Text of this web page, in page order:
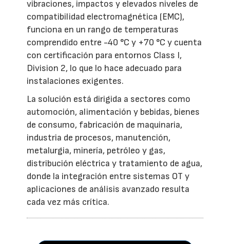
vibraciones, impactos y elevados niveles de
compatibilidad electromagnética (EMC),
funciona en un rango de temperaturas
comprendido entre -40 °C y +70 °C y cuenta
con certificación para entornos Class I,
Division 2, lo que lo hace adecuado para
instalaciones exigentes.
La solución está dirigida a sectores como
automoción, alimentación y bebidas, bienes
de consumo, fabricación de maquinaria,
industria de procesos, manutención,
metalurgia, minería, petróleo y gas,
distribución eléctrica y tratamiento de agua,
donde la integración entre sistemas OT y
aplicaciones de análisis avanzado resulta
cada vez más crítica.